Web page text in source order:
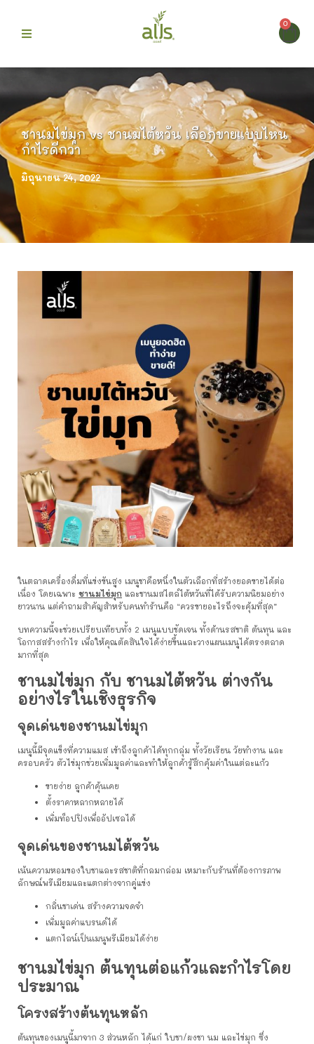
ายดี
0
ชานมไข่มุก vs ชานมไต้หวัน เลือกขายแบบไหน
กำไรดีกว่า
มิถุนายน 24, 2022
ในตลาดเครื่องดื่มที่แข่งขันสูง เมนูชาคือหนึ่งในตัวเลือกที่สร้างยอดขายได้ต่อ
เนื่อง โดยเฉพาะ ชานมไข่มุก และชานมสไตล์ไต้หวันที่ได้รับความนิยมอย่าง
ยาวนาน แต่คำถามสำคัญสำหรับคนทำร้านคือ “ควรขายอะไรถึงจะคุ้มที่สุด”
บทความนี้จะช่วยเปรียบเทียบทั้ง 2 เมนูแบบชัดเจน ทั้งด้านรสชาติ ต้นทุน และ
โอกาสสร้างกำไร เพื่อให้คุณตัดสินใจได้ง่ายขึ้นและวางแผนเมนูได้ตรงตลาด
มากที่สุด
ชานมไข่มุก กับ ชานมไต้หวัน ต่างกัน
อย่างไรในเชิงธุรกิจ
จุดเด่นของชานมไข่มุก
เมนูนี้มีจุดแข็งที่ความแมส เข้าถึงลูกค้าได้ทุกกลุ่ม ทั้งวัยเรียน วัยทำงาน และ
ครอบครัว ตัวไข่มุกช่วยเพิ่มมูลค่าและทำให้ลูกค้ารู้สึกคุ้มค่าในแต่ละแก้ว
ขายง่าย ลูกค้าคุ้นเคย
ตั้งราคาหลากหลายได้
เพิ่มท็อปปิงเพื่ออัปเซลได้
จุดเด่นของชานมไต้หวัน
เน้นความหอมของใบชาและรสชาติที่กลมกล่อม เหมาะกับร้านที่ต้องการภาพ
ลักษณ์พรีเมียมและแตกต่างจากคู่แข่ง
กลิ่นชาเด่น สร้างความจดจำ
เพิ่มมูลค่าแบรนด์ได้
แตกไลน์เป็นเมนูพรีเมียมได้ง่าย
ชานมไข่มุก ต้นทุนต่อแก้วและกำไรโดย
ประมาณ
โครงสร้างต้นทุนหลัก
ต้นทุนของเมนูนี้มาจาก 3 ส่วนหลัก ได้แก่ ใบชา/ผงชา นม และไข่มุก ซึ่ง